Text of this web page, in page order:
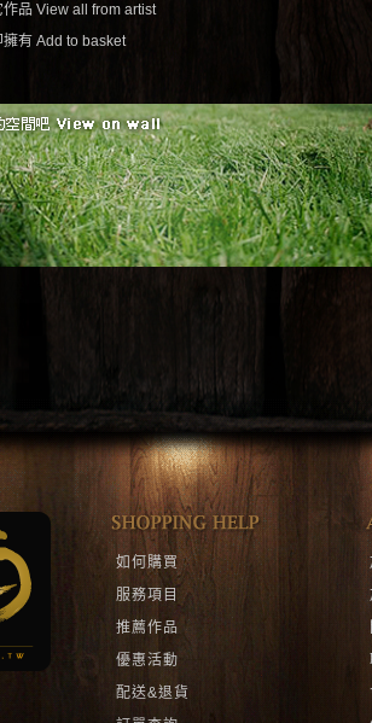
品 View all from artist
有 Add to basket
紅磚
紅磚牆的原始感，配
上工業風傢俱。(場
景：摩登波麗 提供)
簡單
一張簡單的椅
幅不簡單的畫
子：摩登波麗
如何購買
服務項目
推薦作品
優惠活動
配送&退貨